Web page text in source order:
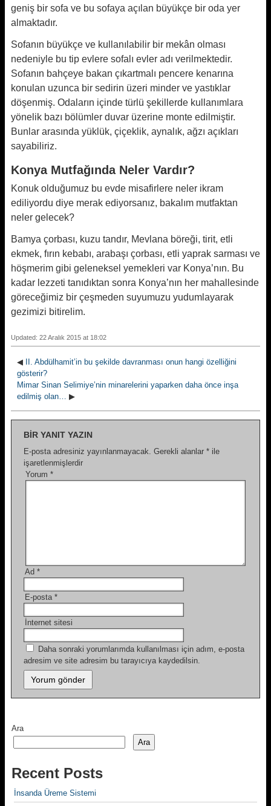
geniş bir sofa ve bu sofaya açılan büyükçe bir oda yer
almaktadır.
Sofanın büyükçe ve kullanılabilir bir mekân olması
nedeniyle bu tip evlere sofalı evler adı verilmektedir.
Sofanın bahçeye bakan çıkartmalı pencere kenarına
konulan uzunca bir sedirin üzeri minder ve yastıklar
döşenmiş. Odaların içinde türlü şekillerde kullanımlara
yönelik bazı bölümler duvar üzerine monte edilmiştir.
Bunlar arasında yüklük, çiçeklik, aynalık, ağzı açıkları
sayabiliriz.
Konya Mutfağında Neler Vardır?
Konuk olduğumuz bu evde misafirlere neler ikram
ediliyordu diye merak ediyorsanız, bakalım mutfaktan
neler gelecek?
Bamya çorbası, kuzu tandır, Mevlana böreği, tirit, etli
ekmek, fırın kebabı, arabaşı çorbası, etli yaprak sarması ve
höşmerim gibi geleneksel yemekleri var Konya’nın. Bu
kadar lezzeti tanıdıktan sonra Konya’nın her mahallesinde
göreceğimiz bir çeşmeden suyumuzu yudumlayarak
gezimizi bitirelim.
Updated: 22 Aralık 2015 at 18:02
◀
II. Abdülhamit’in bu şekilde davranması onun hangi özelliğini
gösterir?
Mimar Sinan Selimiye’nin minarelerini yaparken daha önce inşa
edilmiş olan… ▶
BIR YANIT YAZIN
E-posta adresiniz yayınlanmayacak. Gerekli alanlar * ile
işaretlenmişlerdir
Yorum *
Ad *
E-posta *
İnternet sitesi
Daha sonraki yorumlarımda kullanılması için adım, e-posta
adresim ve site adresim bu tarayıcıya kaydedilsin.
Ara
Ara
Recent Posts
İnsanda Üreme Sistemi